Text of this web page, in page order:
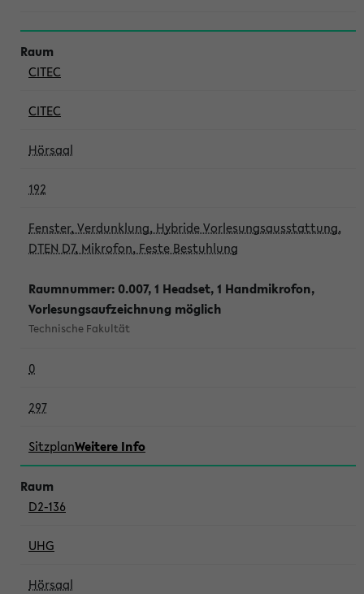
CITEC
CITEC
Hörsaal
192
Fenster, Verdunklung, Hybride Vorlesungsausstattung,
DTEN D7, Mikrofon, Feste Bestuhlung
Raumnummer: 0.007, 1 Headset, 1 Handmikrofon,
Vorlesungsaufzeichnung möglich
Technische Fakultät
0
297
SitzplanWeitere Info
D2-136
UHG
Hörsaal